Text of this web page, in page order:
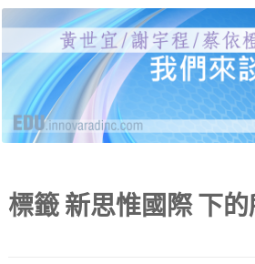
新思惟網路講
談教育
黃世宜老師、謝宇程研究員、
就受教育、自我教育、給教育
代的困境與解答，並有線上提
標籤 新思惟國際下的